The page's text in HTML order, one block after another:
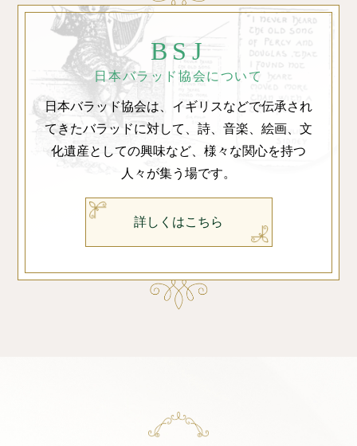
BSJ
日本バラッド協会について
日本バラッド協会は、イギリスなどで伝承され
てきたバラッドに対して、詩、音楽、絵画、文
化遺産としての興味など、様々な関心を持つ
人々が集う場です。
詳しくはこちら